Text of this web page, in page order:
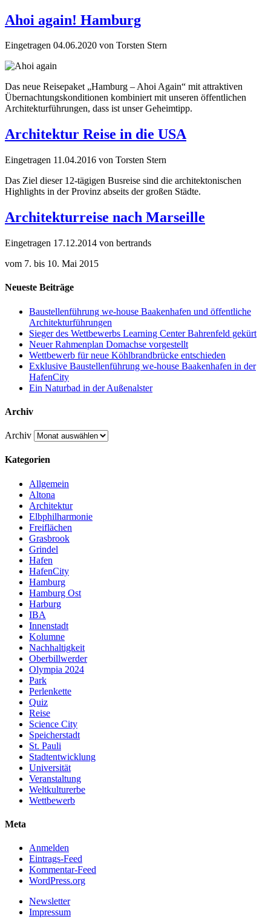
Ahoi again! Hamburg
Eingetragen 04.06.2020 von Torsten Stern
Das neue Reisepaket „Hamburg – Ahoi Again“ mit attraktiven
Übernachtungskonditionen kombiniert mit unseren öffentlichen
Architekturführungen, dass ist unser Geheimtipp.
Architektur Reise in die USA
Eingetragen 11.04.2016 von Torsten Stern
Das Ziel dieser 12-tägigen Busreise sind die architektonischen
Highlights in der Provinz abseits der großen Städte.
Architekturreise nach Marseille
Eingetragen 17.12.2014 von bertrands
vom 7. bis 10. Mai 2015
Neueste Beiträge
Baustellenführung we-house Baakenhafen und öffentliche
Architekturführungen
Sieger des Wettbewerbs Learning Center Bahrenfeld gekürt
Neuer Rahmenplan Domachse vorgestellt
Wettbewerb für neue Köhlbrandbrücke entschieden
Exklusive Baustellenführung we-house Baakenhafen in der
HafenCity
Ein Naturbad in der Außenalster
Archiv
Archiv
Kategorien
Allgemein
Altona
Architektur
Elbphilharmonie
Freiflächen
Grasbrook
Grindel
Hafen
HafenCity
Hamburg
Hamburg Ost
Harburg
IBA
Innenstadt
Kolumne
Nachhaltigkeit
Oberbillwerder
Olympia 2024
Park
Perlenkette
Quiz
Reise
Science City
Speicherstadt
St. Pauli
Stadtentwicklung
Universität
Veranstaltung
Weltkulturerbe
Wettbewerb
Meta
Anmelden
Eintrags-Feed
Kommentar-Feed
WordPress.org
Newsletter
Impressum